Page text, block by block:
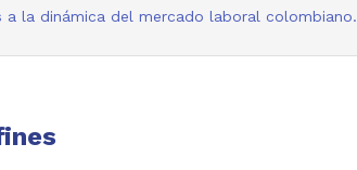
la dinámica del mercado laboral colombiano.